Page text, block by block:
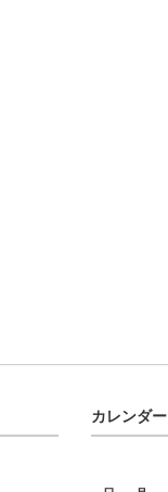
カレンダー